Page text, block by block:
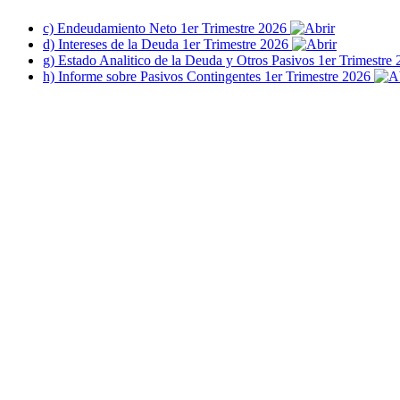
c) Endeudamiento Neto 1er Trimestre 2026
d) Intereses de la Deuda 1er Trimestre 2026
g) Estado Analitico de la Deuda y Otros Pasivos 1er Trimestre
h) Informe sobre Pasivos Contingentes 1er Trimestre 2026